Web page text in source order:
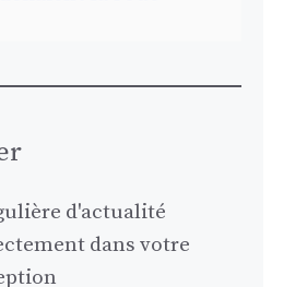
d'actualité
dans votre